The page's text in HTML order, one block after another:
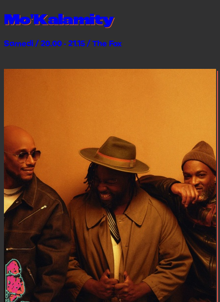
Mo'Kalamity
Samedi / 20.00 - 21.15 / The Fox